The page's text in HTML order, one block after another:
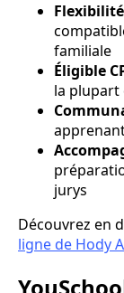
familiale
Éligible
la plupart
jurys
Découvrez en
ligne de Hody